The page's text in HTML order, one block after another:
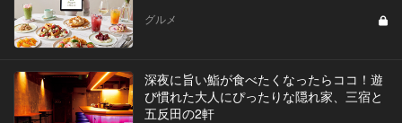
グルメ
深夜に旨い鮨が食べたくなったらココ！遊
び慣れた大人にぴったりな隠れ家、三宿と
五反田の2軒